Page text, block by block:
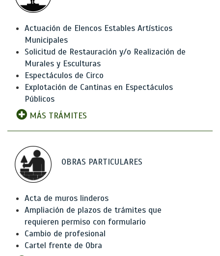
Actuación de Elencos Estables Artísticos
Municipales
Solicitud de Restauración y/o Realización de
Murales y Esculturas
Espectáculos de Circo
Explotación de Cantinas en Espectáculos
Públicos
MÁS TRÁMITES
OBRAS PARTICULARES
Acta de muros linderos
Ampliación de plazos de trámites que
requieren permiso con formulario
Cambio de profesional
Cartel frente de Obra